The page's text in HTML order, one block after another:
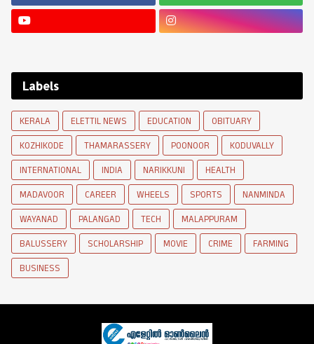
Labels
KERALA ELETTIL NEWS EDUCATION
OBITUARY
KOZHIKODE
THAMARASSERY POONOOR
KODUVALLY
INTERNATIONAL
INDIA NARIKKUNI
HEALTH
MADAVOOR
CAREER WHEELS SPORTS
NANMINDA
WAYANAD
PALANGAD TECH
MALAPPURAM
BALUSSERY
SCHOLARSHIP MOVIE CRIME
FARMING
BUSINESS